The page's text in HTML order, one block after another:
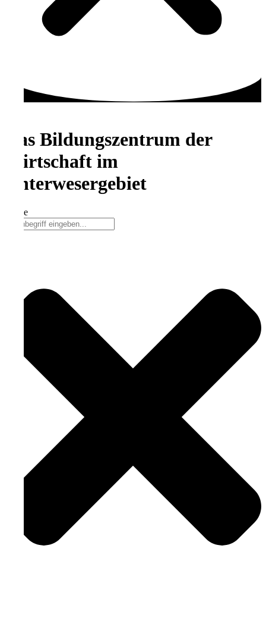
Das Bildungszentrum der
Wirtschaft im
Unterwesergebiet
Suche